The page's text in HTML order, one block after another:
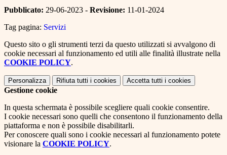
Pubblicato: 29-06-2023 - Revisione: 11-01-2024
Tag pagina: Servizi
Questo sito o gli strumenti terzi da questo utilizzati si avvalgono di
cookie necessari al funzionamento ed utili alle finalità illustrate nella
COOKIE POLICY.
Personalizza Rifiuta tutti i cookies Accetta tutti i cookies
Gestione cookie
In questa schermata è possibile scegliere quali cookie consentire.
I cookie necessari sono quelli che consentono il funzionamento della
piattaforma e non è possibile disabilitarli.
Per conoscere quali sono i cookie necessari al funzionamento potete
visionare la COOKIE POLICY.